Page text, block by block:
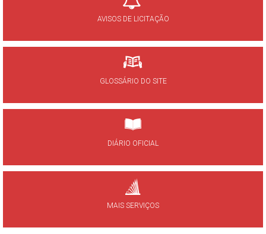
AVISOS DE LICITAÇÃO
GLOSSÁRIO DO SITE
DIÁRIO OFICIAL
MAIS SERVIÇOS